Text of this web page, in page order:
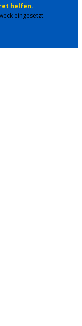
helfen.
eingesetzt.